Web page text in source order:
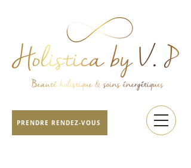
PRENDRE RENDEZ-VOUS